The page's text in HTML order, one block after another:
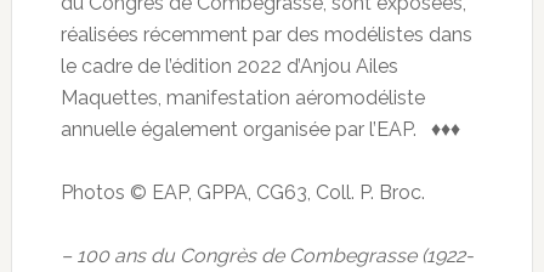
réalisées récemment par des modélistes dans
le cadre de l’édition 2022 d’Anjou Ailes
Maquettes, manifestation aéromodéliste
annuelle également organisée par l’EAP. ♦♦♦
Photos © EAP, GPPA, CG63, Coll. P. Broc.
– 100 ans du Congrès de Combegrasse (1922-